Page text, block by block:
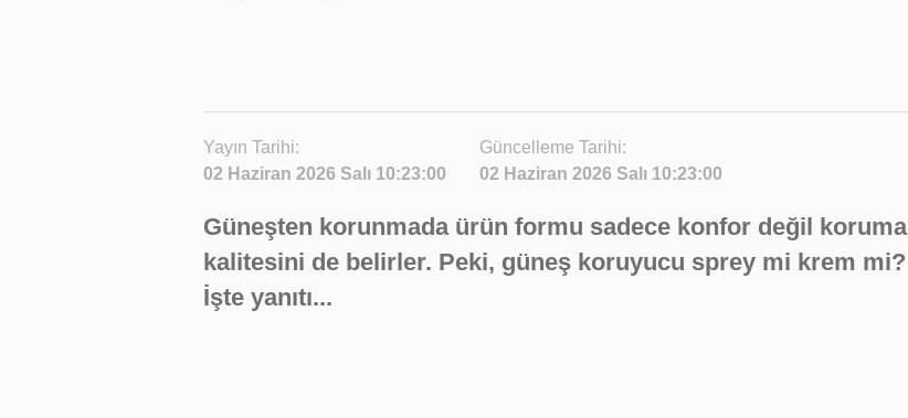
Yayın Tarihi:
02 Haziran 2026 Salı 10:23:00
Güncelleme Tarihi:
02 Haziran 2026 Salı 10:23:00
Güneşten korunmada ürün formu sadece konfor değil koruma
kalitesini de belirler. Peki, güneş koruyucu sprey mi krem mi?
İşte yanıtı...